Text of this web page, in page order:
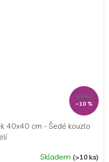
99 Kč
–10 %
40x40 cm - Šedé kouzlo
Skladem (>10 ks)